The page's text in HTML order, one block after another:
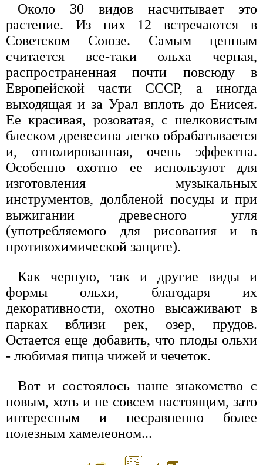
Около 30 видов насчитывает это
растение. Из них 12 встречаются в
Советском Союзе. Самым ценным
считается все-таки ольха черная,
распространенная почти повсюду в
Европейской части СССР, а иногда
выходящая и за Урал вплоть до Енисея.
Ее красивая, розоватая, с шелковистым
блеском древесина легко обрабатывается
и, отполированная, очень эффектна.
Особенно охотно ее используют для
изготовления музыкальных
инструментов, долбленой посуды и при
выжигании древесного угля
(употребляемого для рисования и в
противохимической защите).
Как черную, так и другие виды и
формы ольхи, благодаря их
декоративности, охотно высаживают в
парках вблизи рек, озер, прудов.
Остается еще добавить, что плоды ольхи
- любимая пища чижей и чечеток.
Вот и состоялось наше знакомство с
новым, хоть и не совсем настоящим, зато
интересным и несравненно более
полезным хамелеоном...